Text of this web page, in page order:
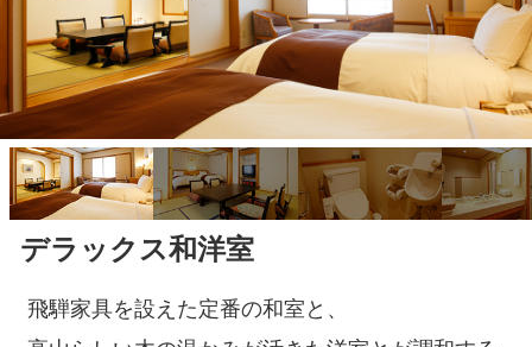
コンフォートツイン
デラックス和洋室
飛騨家具を設えた定番の和室と、